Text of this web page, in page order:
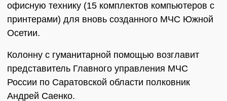
офисную технику (15 комплектов компьютеров с
принтерами) для вновь созданного МЧС Южной
Осетии.
Колонну с гуманитарной помощью возглавит
представитель Главного управления МЧС
России по Саратовской области полковник
Андрей Саенко.